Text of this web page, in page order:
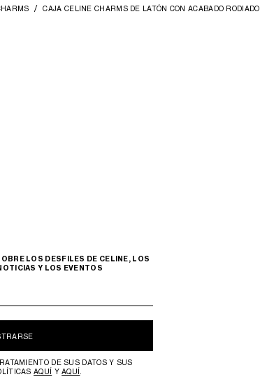
CAJA CELINE CHARMS DE LATÓN CON ACABADO RODIADO
LOS DESFILES DE CELINE, LOS
Y LOS EVENTOS
DE SUS DATOS Y SUS
AQUÍ YAQUÍ